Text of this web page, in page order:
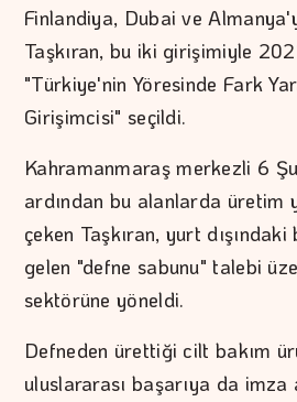
Finlandiya, Dubai ve
Taşkıran, bu iki girişimiyle
"Türkiye'nin Yöresinde Fark
Girişimcisi" seçildi.
Kahramanmaraş merkezli 6
ardından bu alanlarda üretim
çeken Taşkıran, yurt
gelen "defne sabunu" talebi
sektörüne yöneldi.
Defneden ürettiği cilt bakım
uluslararası başarıya da imza